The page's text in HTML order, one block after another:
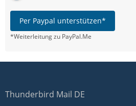
Per Paypal unterstützen*
*Weiterleitung zu PayPal.Me
Thunderbird Mail DE